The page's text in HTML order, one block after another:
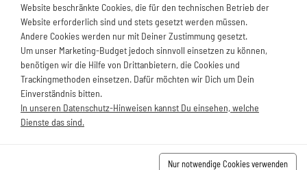
NEWSLETTER
Bleiben Sie auf dem Laufenden und abonnieren Sie unseren
Newsletter.
Website beschränkte Cookies, die für den technischen Betrieb der
Website erforderlich sind und stets gesetzt werden müssen.
Andere Cookies werden nur mit Deiner Zustimmung gesetzt.
Um unser Marketing-Budget jedoch sinnvoll einsetzen zu können,
benötigen wir die Hilfe von Drittanbietern, die Cookies und
Trackingmethoden einsetzen. Dafür möchten wir Dich um Dein
Einverständnis bitten.
In unseren Datenschutz-Hinweisen kannst Du einsehen, welche
Dienste das sind.
Nur notwendige Cookies verwenden